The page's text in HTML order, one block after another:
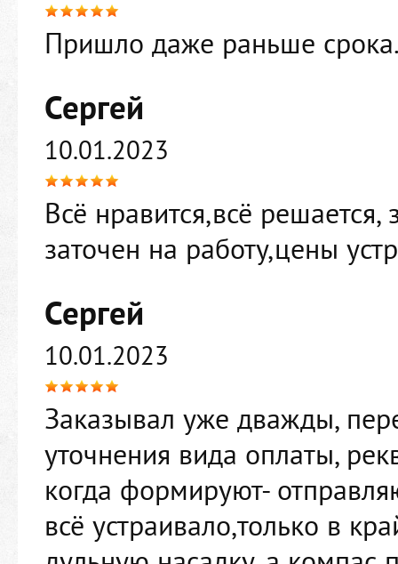
Пришло даже раньше
Сергей
10.01.2023
Всё нравится,всё
заточен на работу,цены
Сергей
10.01.2023
Заказывал уже дважды,
уточнения вида оплаты,
когда формируют-
всё устраивало,только в